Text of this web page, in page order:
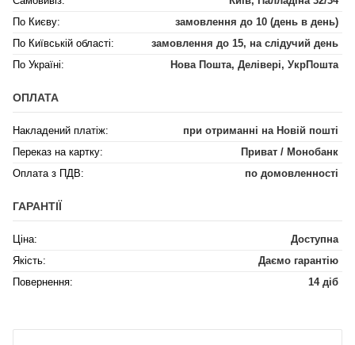
По Києву:
замовлення до 10 (день в день)
По Київській області:
замовлення до 15, на слідучий день
По Україні:
Нова Пошта, Делівері, УкрПошта
ОПЛАТА
Накладений платіж:
при отриманні на Новій пошті
Переказ на картку:
Приват / Монобанк
Оплата з ПДВ:
по домовленності
ГАРАНТІЇ
Ціна:
Доступна
Якість:
Даємо гарантію
Повернення:
14 діб